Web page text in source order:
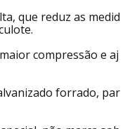
que reduz as medid
compressão e aj
forrado, par